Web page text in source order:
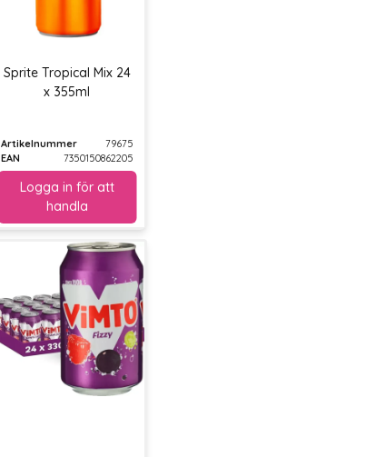
Sprite Tropical Mix 24
x 355ml
Artikelnummer
79675
EAN
7350150862205